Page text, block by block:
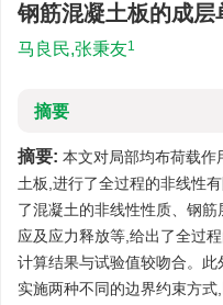
钢筋混凝土板的成
马良民,张秉友1
摘要
摘要: 本文对局部均布荷载作
土板,进行了全过程的非线性
了混凝土的非线性性质、钢
应及应力释放等,给出了全过
计算结果与试验值较吻合。
实施两种不同的边界约束方